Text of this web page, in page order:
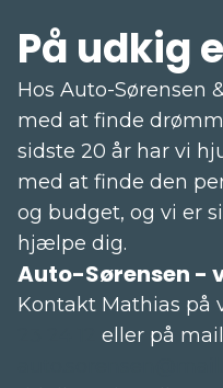
På udkig
Hos Auto-Sørensen
med at finde
sidste 20 år har vi
med at finde den
og budget, og vi er
hjælpe dig.
Auto-Sørensen -
Kontakt Mathias på
eller på mail